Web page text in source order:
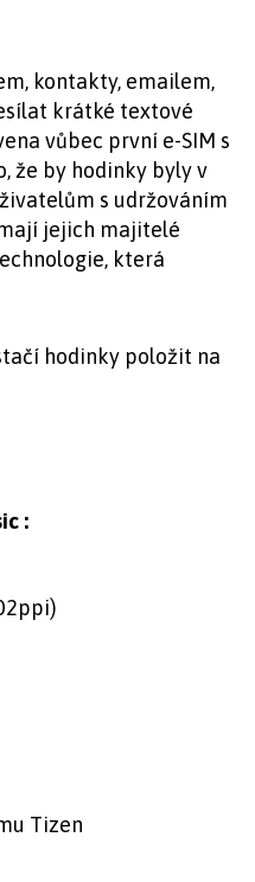
kontakty, emailem,
krátké textové
vůbec první e-SIM s
že by hodinky byly v
s udržováním
jejich majitelé
která
hodinky položit na
:
Tizen